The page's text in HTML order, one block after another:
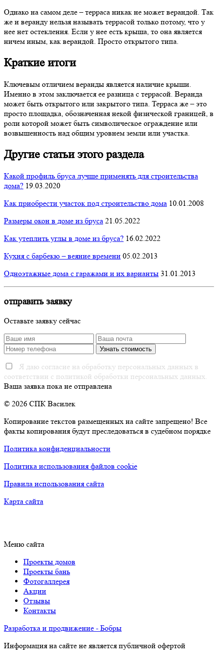
Однако на самом деле – терраса никак не может верандой. Так
же и веранду нельзя называть террасой только потому, что у
нее нет остекления. Если у нее есть крыша, то она является
ничем иным, как верандой. Просто открытого типа.
Краткие итоги
Ключевым отличием веранды является наличие крыши.
Именно в этом заключается ее разница с террасой. Веранда
может быть открытого или закрытого типа. Терраса же – это
просто площадка, обозначенная некой физической границей, в
роли которой может быть символическое ограждение или
возвышенность над общим уровнем земли или участка.
Другие статьи этого раздела
Какой профиль бруса лучше применять для строительства
дома? 19.03.2020
Как приобрести участок под строительство дома 10.01.2008
Размеры окон в доме из бруса 21.05.2022
Как утеплить углы в доме из бруса? 16.02.2022
Кухня с барбекю – веяние времени 05.02.2013
Одноэтажные дома с гаражами и их варианты 31.01.2013
отправить заявку
Оставьте заявку сейчас
Я даю согласие на обработку персональных данных в
соответствии с политикой обработки персональных данных.
Ваша заявка пока не отправлена
© 2026 СПК Василек
Копирование текстов размещенных на сайте запрещено! Все
факты копирования будут преследоваться в судебном порядке
Политика конфиденциальности
Политика использования файлов cookie
Правила использования сайта
Карта сайта
Меню сайта
Проекты домов
Проекты бань
Фотогаллерея
Акции
Отзывы
Контакты
Разработка и продвижение - Бобры
Информация на сайте не является публичной офертой